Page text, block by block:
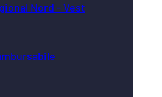
Nord - Vest